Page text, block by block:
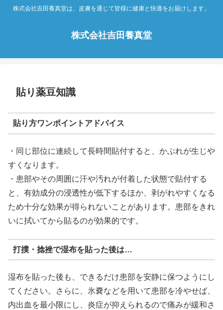
株式会社吉田養真堂は、皮膚を通じて皆様に健康と快適をお届けします。
株式会社吉田養真堂
貼り薬豆知識
貼り方ワンポイントアドバイス
・同じ部位に連続して長時間貼付すると、かぶれが生じや
すくなります。
・患部やその周囲に汗や汚れが付着した状態で貼付する
と、有効成分の浸透性が低下するほか、剥がれやすくなる
ため十分な効果が得られないことがあります。患部をきれ
いに拭いてから貼るのが効果的です。
打撲・捻挫で湿布を貼った後は…
湿布を貼った後も、できるだけ患部を安静に保つようにし
てください。さらに、氷嚢などを用いて患部を冷やせば、
内出血を最小限にし、炎症が抑えられるので痛みが緩和さ